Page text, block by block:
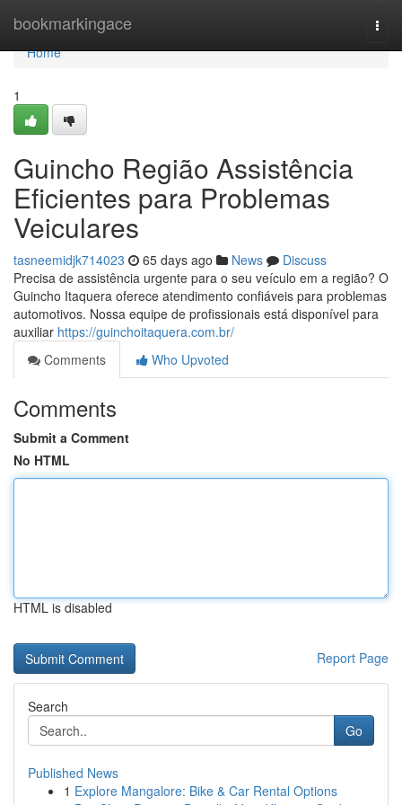
bookmarkingace
Home
Home
1
Guincho Região Assistência
Eficientes para Problemas
Veiculares
tasneemidjk714023 65 days ago News
Discuss
Precisa de assistência urgente para o seu veículo em a região? O
Guincho Itaquera oferece atendimento confiáveis para problemas
automotivos. Nossa equipe de profissionais está disponível para
auxiliar https://guinchoitaquera.com.br/
Comments
Who Upvoted
Comments
Submit a Comment
No HTML
HTML is disabled
Report Page
Search
Go
Published News
1 Explore Mangalore: Bike & Car Rental Options